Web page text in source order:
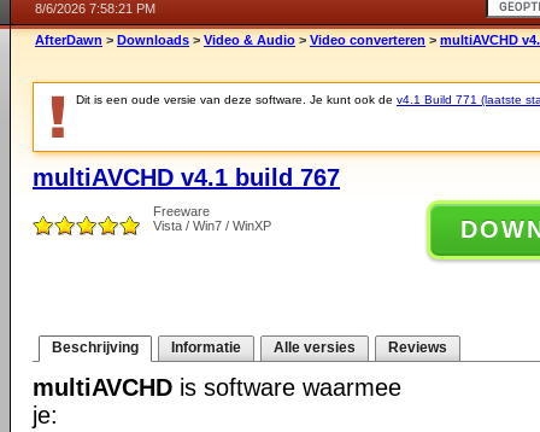
8/6/2026 7:58:21 PM
AfterDawn > Downloads > Video & Audio > Video converteren > multiAVCHD
Dit is een oude versie van deze software. Je kunt ook de v4.1 Build 771 (laatste
multiAVCHD v4.1 build 767
Freeware
Vista / Win7 / WinXP
Beschrijving Informatie Alle versies Reviews
multiAVCHD is software waarmee
je: